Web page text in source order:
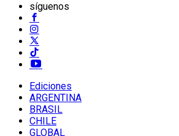
síguenos
Ediciones
ARGENTINA
BRASIL
CHILE
GLOBAL